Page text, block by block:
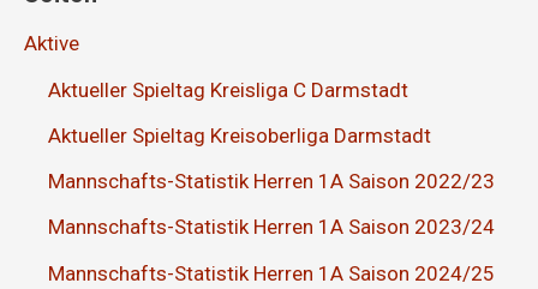
Aktive
Aktueller Spieltag Kreisliga C Darmstadt
Aktueller Spieltag Kreisoberliga Darmstadt
Mannschafts-Statistik Herren 1A Saison 2022/23
Mannschafts-Statistik Herren 1A Saison 2023/24
Mannschafts-Statistik Herren 1A Saison 2024/25